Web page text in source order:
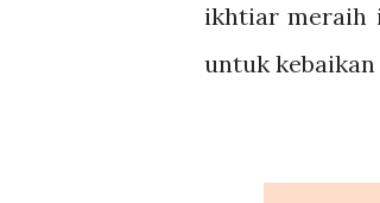
ikhtiar meraih
untuk